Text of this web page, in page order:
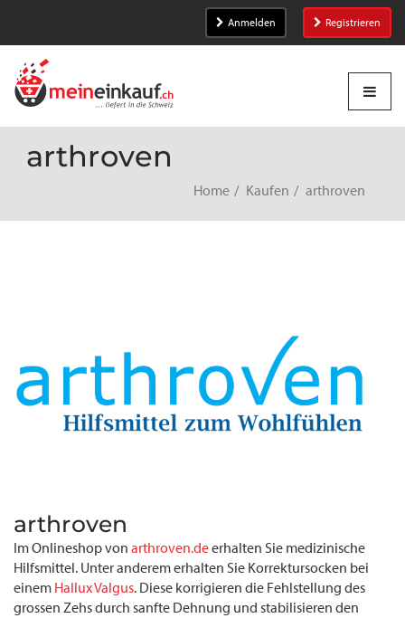
Anmelden Registrieren
arthroven
Home Kaufen arthroven
arthroven
Im Onlineshop von arthroven.deerhalten Sie medizinische
Hilfsmittel. Unter anderem erhalten Sie Korrektursocken bei
einem Hallux Valgus. Diese korrigieren die Fehlstellung des
grossen Zehs durch sanfte Dehnung und stabilisieren den